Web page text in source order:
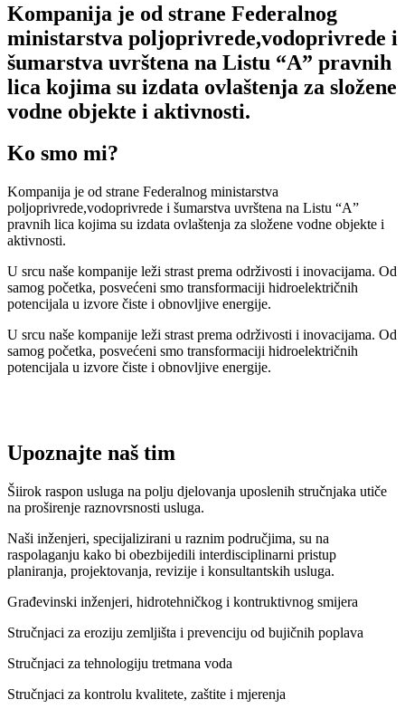
Kompanija je od strane Federalnog
ministarstva poljoprivrede,vodoprivrede i
šumarstva uvrštena na Listu “A” pravnih
lica kojima su izdata ovlaštenja za složene
vodne objekte i aktivnosti.
Ko smo mi?
Kompanija je od strane Federalnog ministarstva
poljoprivrede,vodoprivrede i šumarstva uvrštena na Listu “A”
pravnih lica kojima su izdata ovlaštenja za složene vodne objekte i
aktivnosti.
U srcu naše kompanije leži strast prema održivosti i inovacijama. Od
samog početka, posvećeni smo transformaciji hidroelektričnih
potencijala u izvore čiste i obnovljive energije.
U srcu naše kompanije leži strast prema održivosti i inovacijama. Od
samog početka, posvećeni smo transformaciji hidroelektričnih
potencijala u izvore čiste i obnovljive energije.
Upoznajte naš tim
Šiirok raspon usluga na polju djelovanja uposlenih stručnjaka utiče
na proširenje raznovrsnosti usluga.
Naši inženjeri, specijalizirani u raznim područjima, su na
raspolaganju kako bi obezbijedili interdisciplinarni pristup
planiranja, projektovanja, revizije i konsultantskih usluga.
Građevinski inženjeri, hidrotehničkog i kontruktivnog smijera
Stručnjaci za eroziju zemljišta i prevenciju od bujičnih poplava
Stručnjaci za tehnologiju tretmana voda
Stručnjaci za kontrolu kvalitete, zaštite i mjerenja